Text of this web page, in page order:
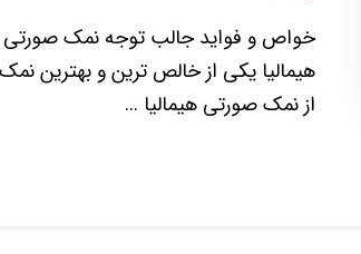
خواص و فواید جالب توجه نمک صورتی
هیمالیا یکی از خالص ترین و بهترین
از نمک صورتی هیمالیا ...